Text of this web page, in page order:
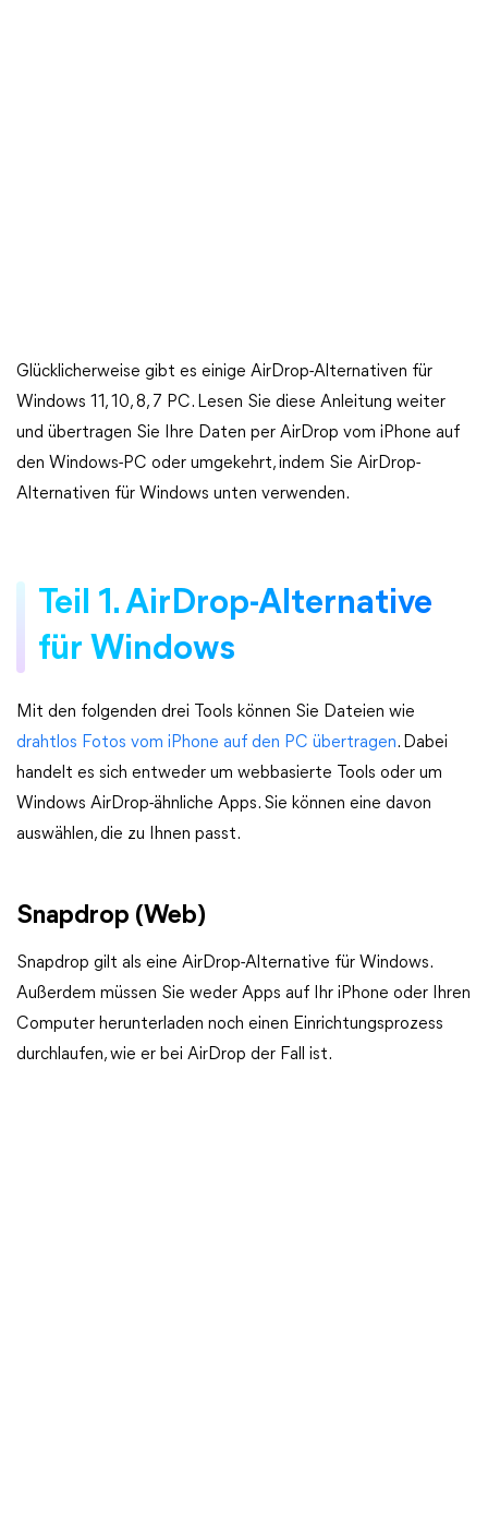
Glücklicherweise gibt es einige AirDrop-Alternativen für
Windows 11, 10, 8, 7 PC. Lesen Sie diese Anleitung weiter
und übertragen Sie Ihre Daten per AirDrop vom iPhone auf
den Windows-PC oder umgekehrt, indem Sie AirDrop-
Alternativen für Windows unten verwenden.
Teil 1. AirDrop-Alternative
für Windows
Mit den folgenden drei Tools können Sie Dateien wie
drahtlos Fotos vom iPhone auf den PC übertragen. Dabei
handelt es sich entweder um webbasierte Tools oder um
Windows AirDrop-ähnliche Apps. Sie können eine davon
auswählen, die zu Ihnen passt.
Snapdrop (Web)
Snapdrop gilt als eine AirDrop-Alternative für Windows.
Außerdem müssen Sie weder Apps auf Ihr iPhone oder Ihren
Computer herunterladen noch einen Einrichtungsprozess
durchlaufen, wie er bei AirDrop der Fall ist.